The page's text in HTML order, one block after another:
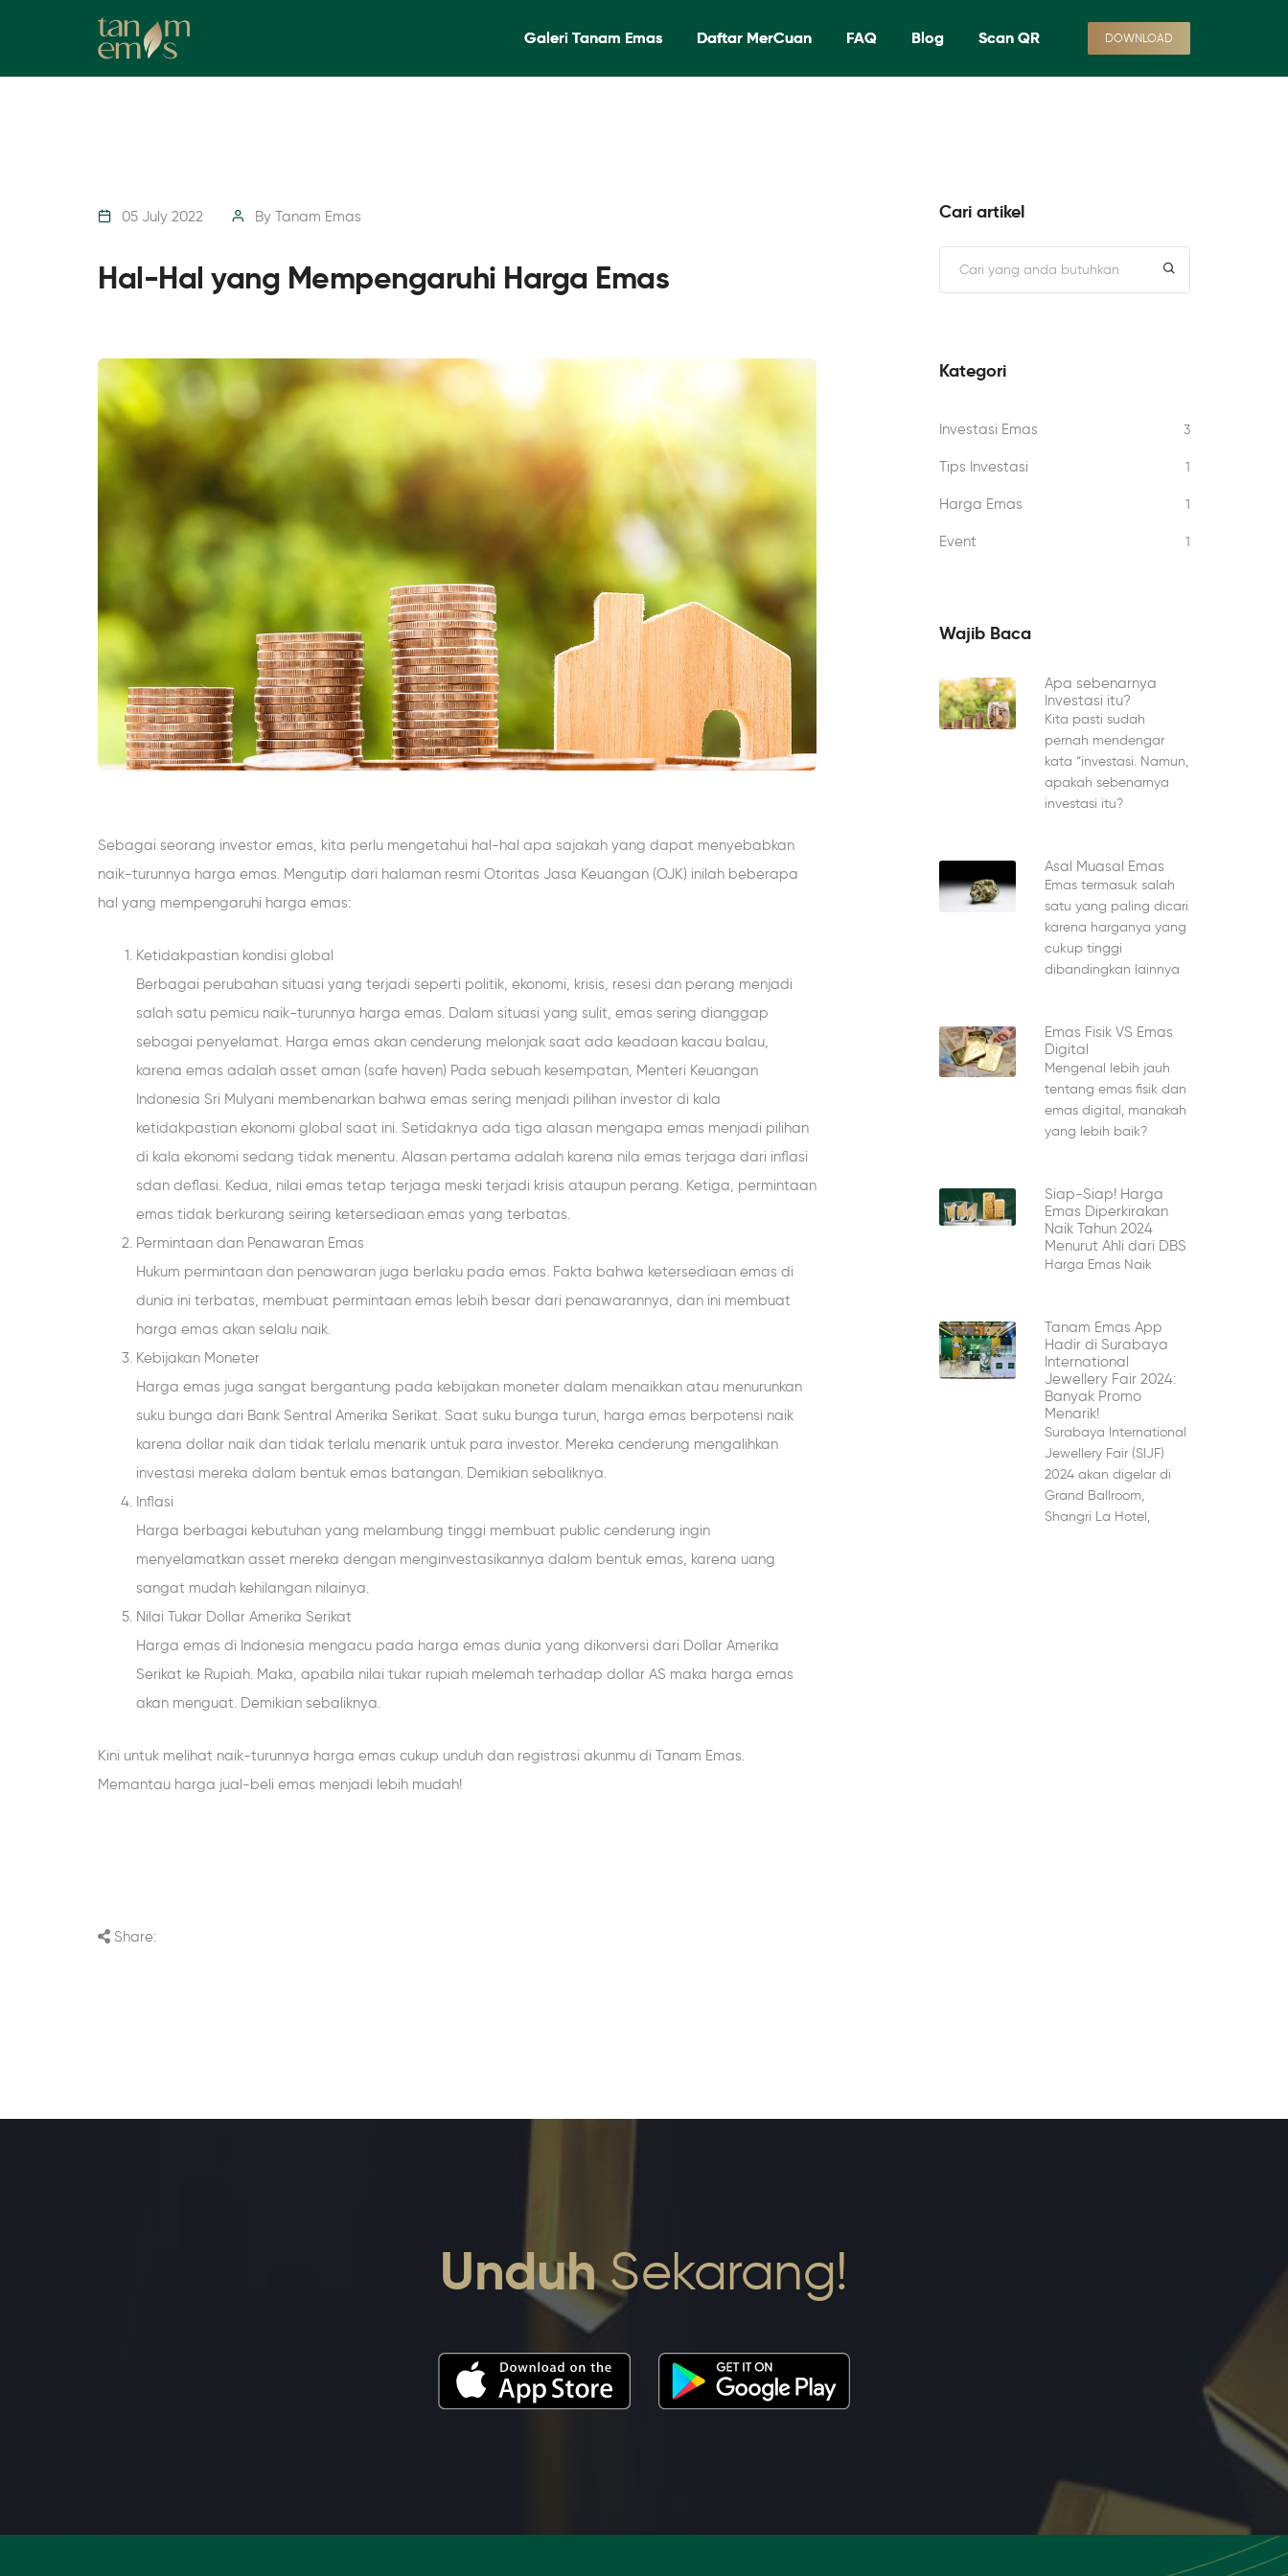
Galeri Tanam Emas Daftar MerCuan FAQ Blog Scan QR DOWNLOAD
05 July 2022 By Tanam Emas
Hal-Hal yang Mempengaruhi Harga Emas
Sebagai seorang investor emas, kita perlu mengetahui hal-hal apa sajakah yang dapat menyebabkan
naik-turunnya harga emas. Mengutip dari halaman resmi Otoritas Jasa Keuangan (OJK) inilah beberapa
hal yang mempengaruhi harga emas:
Ketidakpastian kondisi global
Berbagai perubahan situasi yang terjadi seperti politik, ekonomi, krisis, resesi dan perang menjadi
salah satu pemicu naik-turunnya harga emas. Dalam situasi yang sulit, emas sering dianggap
sebagai penyelamat. Harga emas akan cenderung melonjak saat ada keadaan kacau balau,
karena emas adalah asset aman (safe haven) Pada sebuah kesempatan, Menteri Keuangan
Indonesia Sri Mulyani membenarkan bahwa emas sering menjadi pilihan investor di kala
ketidakpastian ekonomi global saat ini. Setidaknya ada tiga alasan mengapa emas menjadi pilihan
di kala ekonomi sedang tidak menentu. Alasan pertama adalah karena nila emas terjaga dari inflasi
sdan deflasi. Kedua, nilai emas tetap terjaga meski terjadi krisis ataupun perang. Ketiga, permintaan
emas tidak berkurang seiring ketersediaan emas yang terbatas.
Permintaan dan Penawaran Emas
Hukum permintaan dan penawaran juga berlaku pada emas. Fakta bahwa ketersediaan emas di
dunia ini terbatas, membuat permintaan emas lebih besar dari penawarannya, dan ini membuat
harga emas akan selalu naik.
Kebijakan Moneter
Harga emas juga sangat bergantung pada kebijakan moneter dalam menaikkan atau menurunkan
suku bunga dari Bank Sentral Amerika Serikat. Saat suku bunga turun, harga emas berpotensi naik
karena dollar naik dan tidak terlalu menarik untuk para investor. Mereka cenderung mengalihkan
investasi mereka dalam bentuk emas batangan. Demikian sebaliknya.
Inflasi
Harga berbagai kebutuhan yang melambung tinggi membuat public cenderung ingin
menyelamatkan asset mereka dengan menginvestasikannya dalam bentuk emas, karena uang
sangat mudah kehilangan nilainya.
Nilai Tukar Dollar Amerika Serikat
Harga emas di Indonesia mengacu pada harga emas dunia yang dikonversi dari Dollar Amerika
Serikat ke Rupiah. Maka, apabila nilai tukar rupiah melemah terhadap dollar AS maka harga emas
akan menguat. Demikian sebaliknya.
Kini untuk melihat naik-turunnya harga emas cukup unduh dan registrasi akunmu di Tanam Emas.
Memantau harga jual-beli emas menjadi lebih mudah!
Share:
Cari artikel
Kategori
Investasi Emas 3
Tips Investasi 1
Harga Emas 1
Event 1
Wajib Baca
Apa sebenarnya
Investasi itu?
Kita pasti sudah
pernah mendengar
kata “investasi. Namun,
apakah sebenarnya
investasi itu?
Asal Muasal Emas
Emas termasuk salah
satu yang paling dicari
karena harganya yang
cukup tinggi
dibandingkan lainnya
Emas Fisik VS Emas
Digital
Mengenal lebih jauh
tentang emas fisik dan
emas digital, manakah
yang lebih baik?
Siap-Siap! Harga
Emas Diperkirakan
Naik Tahun 2024
Menurut Ahli dari DBS
Harga Emas Naik
Tanam Emas App
Hadir di Surabaya
International
Jewellery Fair 2024:
Banyak Promo
Menarik!
Surabaya International
Jewellery Fair (SIJF)
2024 akan digelar di
Grand Ballroom,
Shangri La Hotel,
UnduhSekarang!